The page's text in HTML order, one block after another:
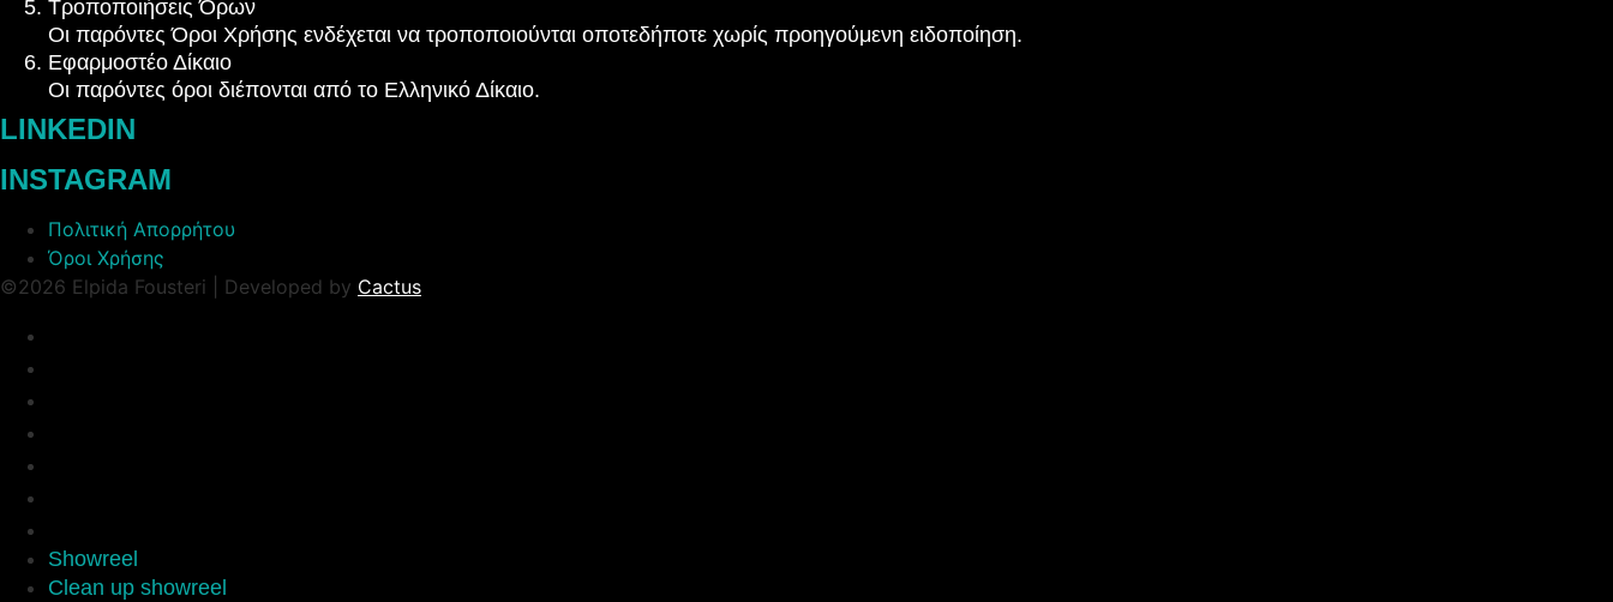
Τροποποιήσεις Όρων
Οι παρόντες Όροι Χρήσης ενδέχεται να τροποποιούνται οποτεδήποτε χωρίς προηγούμενη ειδοποίηση.
Εφαρμοστέο Δίκαιο
Οι παρόντες όροι διέπονται από το Ελληνικό Δίκαιο.
LINKEDIN
INSTAGRAM
Πολιτική Απορρήτου
Όροι Χρήσης
©2026 Elpida Fousteri | Developed by Cactus
Showreel
Clean up showreel